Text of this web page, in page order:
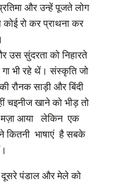
प्रतिमा और उन्हें पूजते लोग
रो कर प्राथना कर
उस सुंदरता को निहारते
भी रहे थें। संस्कृति जो
रौनक साड़ी और बिंदी
चइनीज खाने को भीड़ तो
मज़ा आया लेकिन एक
कितनी भाषाएं है सबके
पंडाल और मेले को